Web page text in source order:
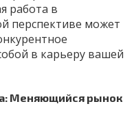
работа в
перспективе может
в карьеру вашей
Меняющийся рынок